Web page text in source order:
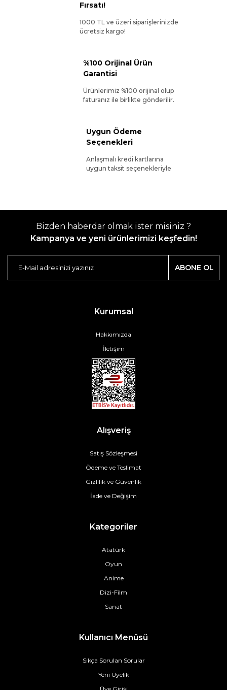
Fırsatı!
1000 TL ve üzeri siparişlerinizde
ücretsiz kargo!
%100 Orijinal Ürün
Garantisi
Ürünlerimiz %100 orijinal olup
faturanız ile birlikte gönderilir.
Uygun Ödeme
Seçenekleri
Anlaşmalı kredi kartlarına
uygun taksit seçenekleriyle
Bizden haberdar olmak ister misiniz ?
Kampanya ve yeni ürünlerimizi keşfedin!
ABONE OL
Kurumsal
Hakkımızda
İletişim
Alışveriş
Satış Sözleşmesi
Ödeme ve Teslimat
Gizlilik ve Güvenlik
İade ve Değişim
Kategoriler
Atatürk
Oyun
Anime
Dizi-Film
Sanat
Kullanıcı Menüsü
Sıkça Sorulan Sorular
Yeni Üyelik